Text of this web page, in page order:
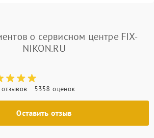
о сервисном центре FIX-
NIKON.RU
5358 оценок
Оставить отзыв